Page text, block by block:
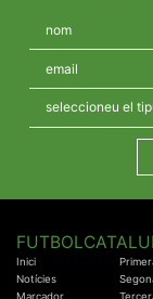
Inici
Notícies
Marcador